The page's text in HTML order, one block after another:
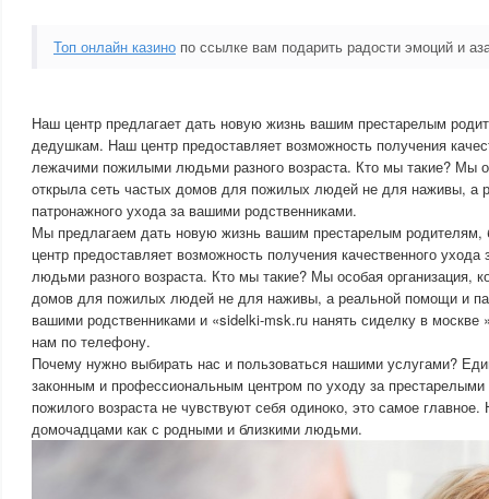
Топ онлайн казино по ссылке вам подарить радости эмоций и
Наш центр предлагает дать новую жизнь вашим престарелым
дедушкам. Наш центр предоставляет возможность получения
лежачими пожилыми людьми разного возраста. Кто мы такие? Мы
открыла сеть частых домов для пожилых людей не для наживы, а
патронажного ухода за вашими родственниками.
Мы предлагаем дать новую жизнь вашим престарелым
центр предоставляет возможность получения качественного
людьми разного возраста. Кто мы такие? Мы особая организация,
домов для пожилых людей не для наживы, а реальной помощи и
вашими родственниками и «sidelki-msk.ru нанять сиделку в москве
нам по телефону.
Почему нужно выбирать нас и пользоваться нашими услугами?
законным и профессиональным центром по уходу за
пожилого возраста не чувствуют себя одиноко, это самое
домочадцами как с родными и близкими людьми.